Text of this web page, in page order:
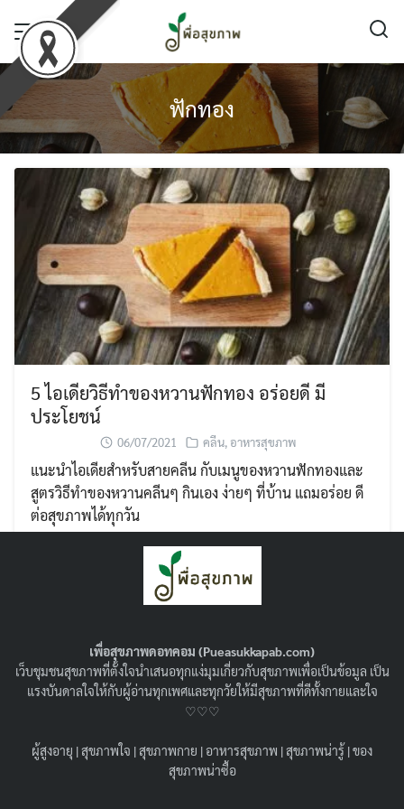
content
Search
ฟักทอง
5 ไอเดียวิธีทำของหวานฟักทอง อร่อยดี มี
ประโยชน์
06/07/2021 คลีน, อาหารสุขภาพ
แนะนำไอเดียสำหรับสายคลีน กับเมนูของหวานฟักทองและ
สูตรวิธีทำของหวานคลีนๆ กินเอง ง่ายๆ ที่บ้าน แถมอร่อย ดี
ต่อสุขภาพได้ทุกวัน
ฟักทองเมนู 5 สูตรเด็ด กินแล้วแฮปปี้ สุขภาพดี
เพื่อสุขภาพดอทคอม (Pueasukkapab.com)
เว็บชุมชนสุขภาพที่ตั้งใจนำเสนอทุกแง่มุมเกี่ยวกับสุขภาพเพื่อเป็นข้อมูล เป็น
แรงบันดาลใจให้กับผู้อ่านทุกเพศและทุกวัยให้มีสุขภาพที่ดีทั้งกายและใจ
♡♡♡
ผู้สูงอายุ |สุขภาพใจ |สุขภาพกาย |อาหารสุขภาพ |สุขภาพน่ารู้ |ของ
สุขภาพน่าซื้อ